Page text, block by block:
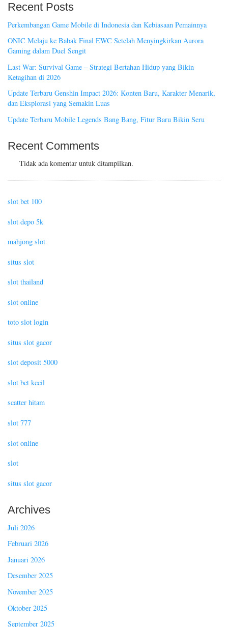
Recent Posts
Perkembangan Game Mobile di Indonesia dan Kebiasaan Pemainnya
ONIC Melaju ke Babak Final EWC Setelah Menyingkirkan Aurora
Gaming dalam Duel Sengit
Last War: Survival Game – Strategi Bertahan Hidup yang Bikin
Ketagihan di 2026
Update Terbaru Genshin Impact 2026: Konten Baru, Karakter Menarik,
dan Eksplorasi yang Semakin Luas
Update Terbaru Mobile Legends Bang Bang, Fitur Baru Bikin Seru
Recent Comments
Tidak ada komentar untuk ditampilkan.
slot bet 100
slot depo 5k
mahjong slot
situs slot
slot thailand
slot online
toto slot login
situs slot gacor
slot deposit 5000
slot bet kecil
scatter hitam
slot 777
slot online
slot
situs slot gacor
Archives
Juli 2026
Februari 2026
Januari 2026
Desember 2025
November 2025
Oktober 2025
September 2025